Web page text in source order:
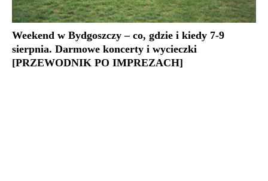
Weekend w Bydgoszczy – co, gdzie i kiedy 7-9
sierpnia. Darmowe koncerty i wycieczki
[PRZEWODNIK PO IMPREZACH]